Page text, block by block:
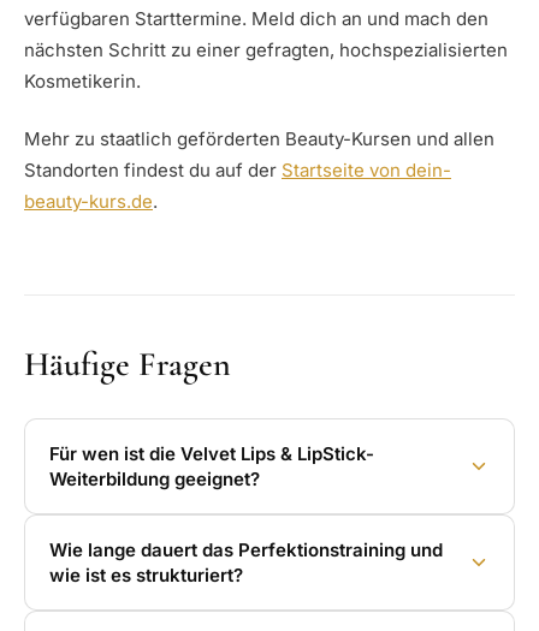
verfügbaren Starttermine. Meld dich an und mach den
nächsten Schritt zu einer gefragten, hochspezialisierten
Kosmetikerin.
Mehr zu staatlich geförderten Beauty-Kursen und allen
Standorten findest du auf der Startseite von dein-
beauty-kurs.de.
Häufige Fragen
Für wen ist die Velvet Lips & LipStick-
Weiterbildung geeignet?
Wie lange dauert das Perfektionstraining und
wie ist es strukturiert?